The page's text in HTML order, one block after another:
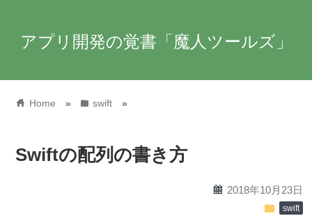
アプリ開発の覚書「魔人ツールズ」
home Home » folderswift »
Swiftの配列の書き方
calendar 2018年10月23日
folder swift